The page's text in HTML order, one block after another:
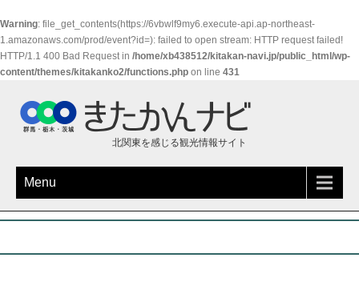
Warning: file_get_contents(https://6vbwlf9my6.execute-api.ap-northeast-
1.amazonaws.com/prod/event?id=): failed to open stream: HTTP request failed!
HTTP/1.1 400 Bad Request in /home/xb438512/kitakan-navi.jp/public_html/wp-
content/themes/kitakanko2/functions.php on line 431
北関東を感じる観光情報サイト
Menu